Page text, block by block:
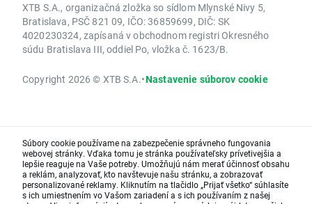
XTB S.A., organizačná zložka so sídlom Mlynské Nivy 5,
Bratislava, PSČ 821 09, IČO: 36859699, DIČ: SK
4020230324, zapísaná v obchodnom registri Okresného
súdu Bratislava III, oddiel Po, vložka č. 1623/B.
Copyright 2026 © XTB S.A.•Nastavenie súborov cookie
Súbory cookie používame na zabezpečenie správneho fungovania
webovej stránky. Vďaka tomu je stránka používateľsky prívetivejšia a
lepšie reaguje na Vaše potreby. Umožňujú nám merať účinnosť obsahu
a reklám, analyzovať, kto navštevuje našu stránku, a zobrazovať
personalizované reklamy. Kliknutím na tlačidlo „Prijať všetko“ súhlasíte
s ich umiestnením vo Vašom zariadení a s ich používaním z našej